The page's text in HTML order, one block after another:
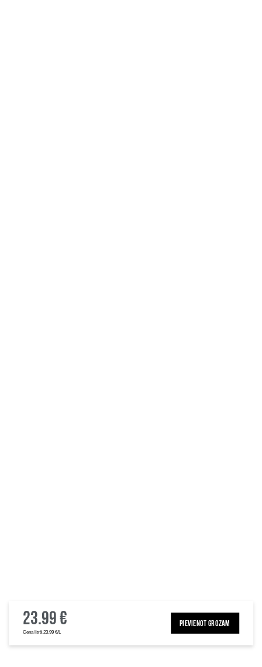
23.99 €
Cena litrā 23.99 €/L
PIEVIENOT GROZAM